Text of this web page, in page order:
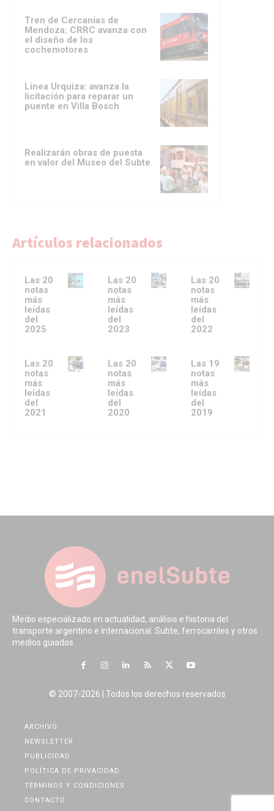
Tren de Cercanías de
Mendoza: CRRC avanza con
el diseño de los
cochemotores
Línea Urquiza: avanza la
licitación para reparar un
puente en Villa Bosch
Realizarán obras de puesta
en valor del Museo del Subte
Artículos relacionados
Las 20
notas
más
leídas
del
2025
Las 20
notas
más
leídas
del
2023
Las 20
notas
más
leídas
del
2022
Las 20
notas
más
leídas
del
2021
Las 20
notas
más
leídas
del
2020
Las 19
notas
más
leídas
del
2019
Medio especializado en actualidad, análisis e historia del
transporte argentino e internacional. Subte, ferrocarriles y otros
medios guiados.
© 2007-2026 | Todos los derechos reservados
ARCHIVO
NEWSLETTER
PUBLICIDAD
POLÍTICA DE PRIVACIDAD
TÉRMINOS Y CONDICIONES
CONTACTO